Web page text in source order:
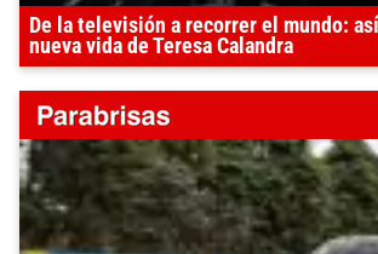
De la televisión a recorrer el mundo:
nueva vida de Teresa Calandra